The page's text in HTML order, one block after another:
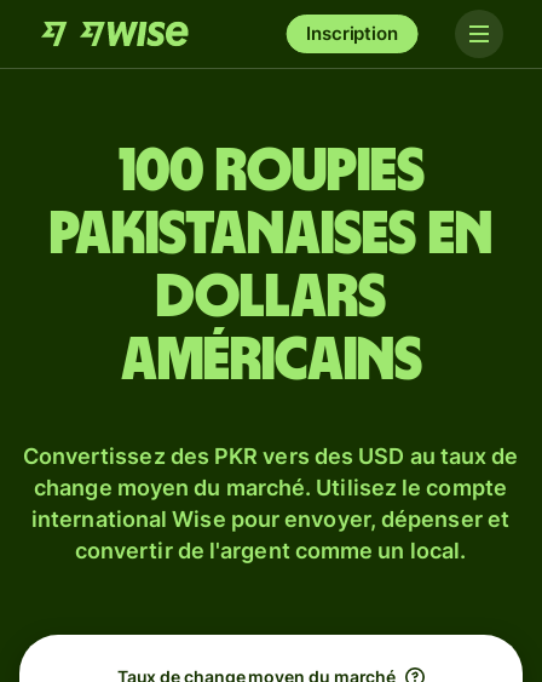
Inscription
100 roupies
pakistanaises en
dollars
américains
Convertissez des PKR vers des USD au taux de
change moyen du marché. Utilisez le compte
international Wise pour envoyer, dépenser et
convertir de l'argent comme un local.
Taux de change moyen du marché